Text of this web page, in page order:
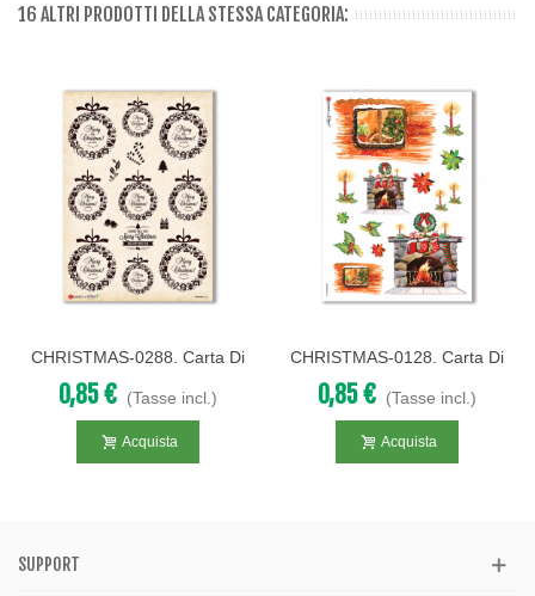
16 ALTRI PRODOTTI DELLA STESSA CATEGORIA:
CHRISTMAS-0288. Carta Di
Riso Vittoriana Natale Per
Decoupage.
0,85 € (Tasse incl.)
Acquista
CHRISTMAS-0128. Carta Di
Riso Natale Per Decoupage.
0,85 € (Tasse incl.)
Acquista
SUPPORT